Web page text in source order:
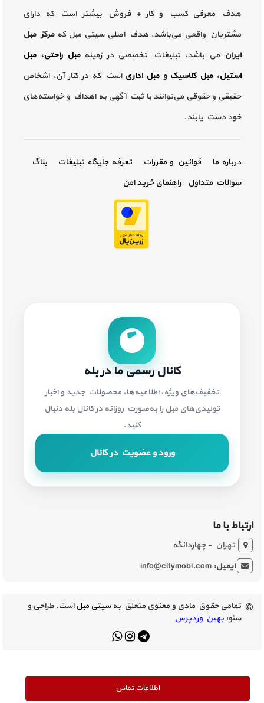
اطلاعات تماس
هدف معرفی کسب و کار + فروش بیشتر است که دارای
مشتریان واقعی می‌باشد. هدف اصلی سیتی مبل کهمرکز مبل
ایران می باشد، تبلیغات تخصصی در زمینه مبل راحتی،مبل
استیل،مبل کلاسیک ومبل اداری است که در کنار آن، اشخاص
حقیقی و حقوقی می‌توانند با ثبت آگهی به اهداف و خواسته‌های
خود دست یابند.
درباره ما قوانین و مقررات تعرفه جایگاه تبلیغات
بلاگ
سوالات متداول
راهنمای خرید امن
کانال رسمی ما در بله
تخفیف‌های ویژه، اطلاعیه‌ها، محصولات جدید و اخبار
تولیدی‌های مبل را به‌صورت روزانه در کانال بله دنبال
کنید.
ورود و عضویت در کانال
ارتباط با ما
تهران - چهاردانگه
ایمیل:info@citymobl.com
تمامی حقوق مادی و معنوی متعلق بهسیتی مبلاست. طراحی و
سئو: بهین وردپرس